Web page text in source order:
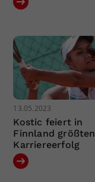
13.05.2023
Kostic feiert in
Finnland größten
Karriereerfolg